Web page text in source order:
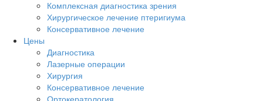
Комплексная диагностика зрения
Хирургическое лечение птеригиума
Консервативное лечение
Цены
Диагностика
Лазерные операции
Хирургия
Консервативное лечение
Ортокератология